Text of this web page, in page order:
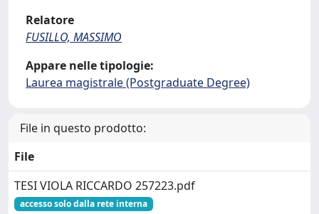
Relatore
FUSILLO, MASSIMO
Appare nelle tipologie:
Laurea magistrale (Postgraduate Degree)
File in questo prodotto:
File
TESI VIOLA RICCARDO 257223.pdf
accesso solo dalla rete interna